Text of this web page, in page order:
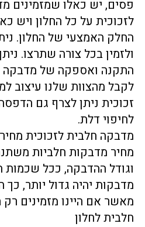
פסים, יש כאלו שמזמינים
לזכוכית על כל החלון ויש
החלק האמצעי של החלון.
ולזמין בכל צורה שתרצו.
התקנה ואספקה של מדבקה
לקבל מהצוות שלנו עיצוב
זכוכית ניתן לצרף גם
לחיפוי דלת.
מדבקה חלבית לזכוכית מחיר
מחיר מדבקות חלביות
וגודל ההדבקה, ככל שכמות
מדבקות יהיה גדול יותר, כך
מאשר אם היינו מזמינים
חלבית לחלון